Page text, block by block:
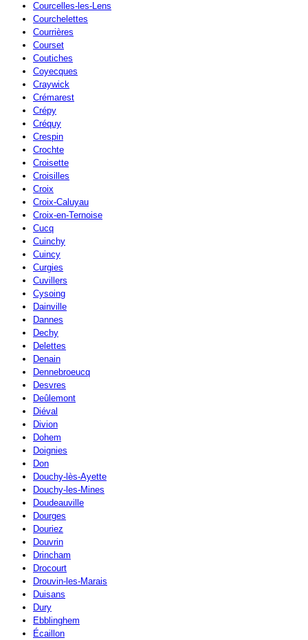
Courcelles-les-Lens
Courchelettes
Courrières
Courset
Coutiches
Coyecques
Craywick
Crémarest
Crépy
Créquy
Crespin
Crochte
Croisette
Croisilles
Croix
Croix-Caluyau
Croix-en-Ternoise
Cucq
Cuinchy
Cuincy
Curgies
Cuvillers
Cysoing
Dainville
Dannes
Dechy
Delettes
Denain
Dennebroeucq
Desvres
Deûlemont
Diéval
Divion
Dohem
Doignies
Don
Douchy-lès-Ayette
Douchy-les-Mines
Doudeauville
Dourges
Douriez
Douvrin
Drincham
Drocourt
Drouvin-les-Marais
Duisans
Dury
Ebblinghem
Écaillon